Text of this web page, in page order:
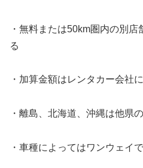
・無料または50km圏内の別
る
・加算金額はレンタカー会社
・離島、北海道、沖縄は他県
・車種によってはワンウェイ